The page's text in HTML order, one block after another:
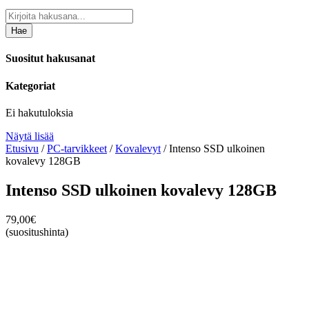
Hae
Suositut hakusanat
Kategoriat
Ei hakutuloksia
Näytä lisää
Etusivu /PC-tarvikkeet /Kovalevyt / Intenso SSD ulkoinen
kovalevy 128GB
Intenso SSD ulkoinen kovalevy 128GB
79,00€
(suositushinta)